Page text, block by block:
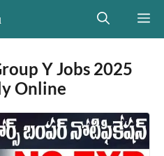
Y Jobs 2025
Online